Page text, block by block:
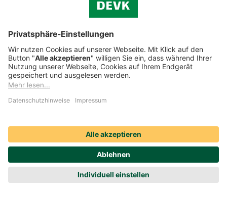
Cookie-Einstellungen
Datenschutz
Streitbeilegung
Compliance
Social Media Icons sowie Verlinkungen, die mit
sind, führen auf externe Seiten. Die DEVK ist für die dortigen
Nutzungsbedingungen und Datenschutzbestimmungen nicht
verantwortlich. Mehr dazu erfahren Sie unterDatenschutz.